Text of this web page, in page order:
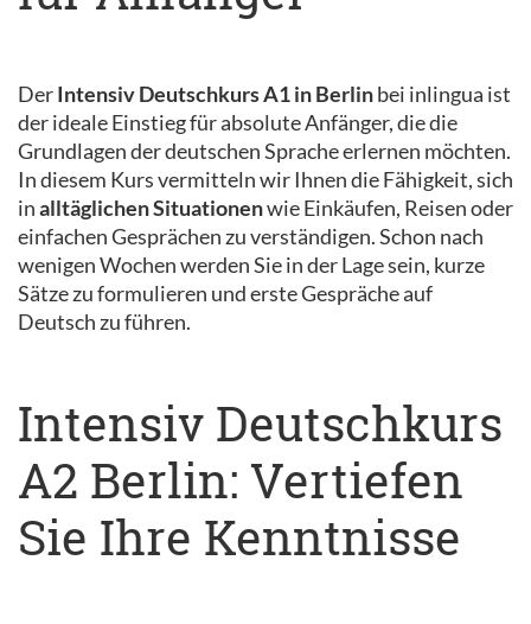
DerIntensiv Deutschkurs A1 in Berlinbei inlingua ist
der ideale Einstieg für absolute Anfänger, die die
Grundlagen der deutschen Sprache erlernen möchten.
In diesem Kurs vermitteln wir Ihnen die Fähigkeit, sich
inalltäglichen Situationenwie Einkäufen, Reisen oder
einfachen Gesprächen zu verständigen. Schon nach
wenigen Wochen werden Sie in der Lage sein, kurze
Sätze zu formulieren und erste Gespräche auf
Deutsch zu führen.
Intensiv Deutschkurs
A2 Berlin: Vertiefen
Sie Ihre Kenntnisse